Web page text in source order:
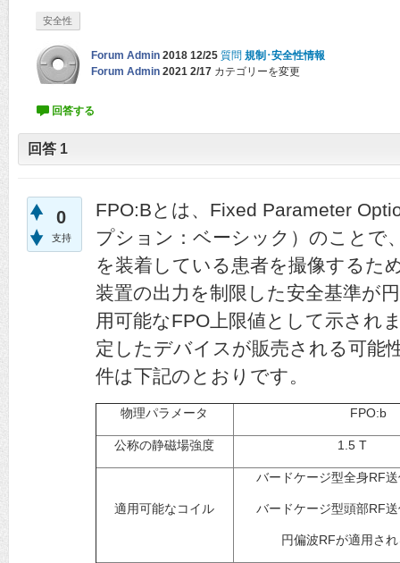
安全性
Forum Admin 2018 12/25 質問 規制･安全性情報
Forum Admin 2021 2/17 カテゴリーを変更
回答 1
0
支持
FPO:Bとは、Fixed Parameter
プション：ベーシック）のことで
を装着している患者を撮像するた
装置の出力を制限した安全基準が
用可能なFPO上限値として示され
定したデバイスが販売される可能
件は下記のとおりです。
物理パラメータ FPO:b
公称の静磁場強度 1.5 T
適用可能なコイル
バードケージ型全身RF
バードケージ型頭部RF
円偏波RFが適用さ